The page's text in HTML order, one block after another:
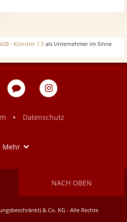
w
o
h
- Künstler 1.5 als Unternehmer im Sinne
Blog
eventpeppers
• Datenschutz
Mehr
NACH OBEN
& Co. KG - Alle Rechte